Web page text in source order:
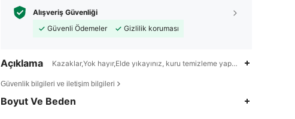
Alışveriş Güvenliği
Güvenli Ödemeler
Gizlilik koruması
Açıklama Kazaklar,Yok hayır,Elde yıkayınız, kuru temizleme yapmayınız
Güvenlik bilgileri ve iletişim bilgileri
Boyut Ve Beden